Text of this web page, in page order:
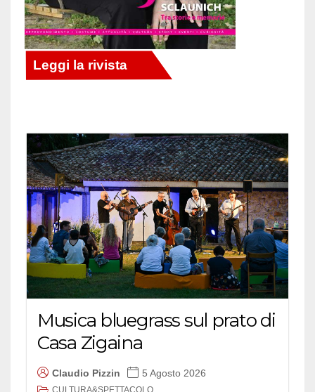
Musica bluegrass sul prato di
Casa Zigaina
Claudio Pizzin 5 Agosto 2026
CULTURA&SPETTACOLO